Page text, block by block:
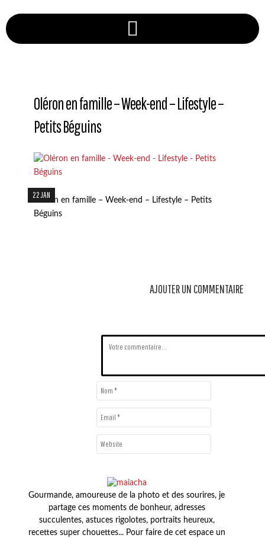
Oléron en famille – Week-end – Lifestyle –
Petits Béguins
22 JAN
Oléron en famille – Week-end – Lifestyle – Petits
Béguins
AJOUTER UN COMMENTAIRE
Gourmande, amoureuse de la photo et des sourires, je
partage ces moments de bonheur, adresses
succulentes, astuces rigolotes, portraits heureux,
recettes super chouettes... Pour faire de cet espace un